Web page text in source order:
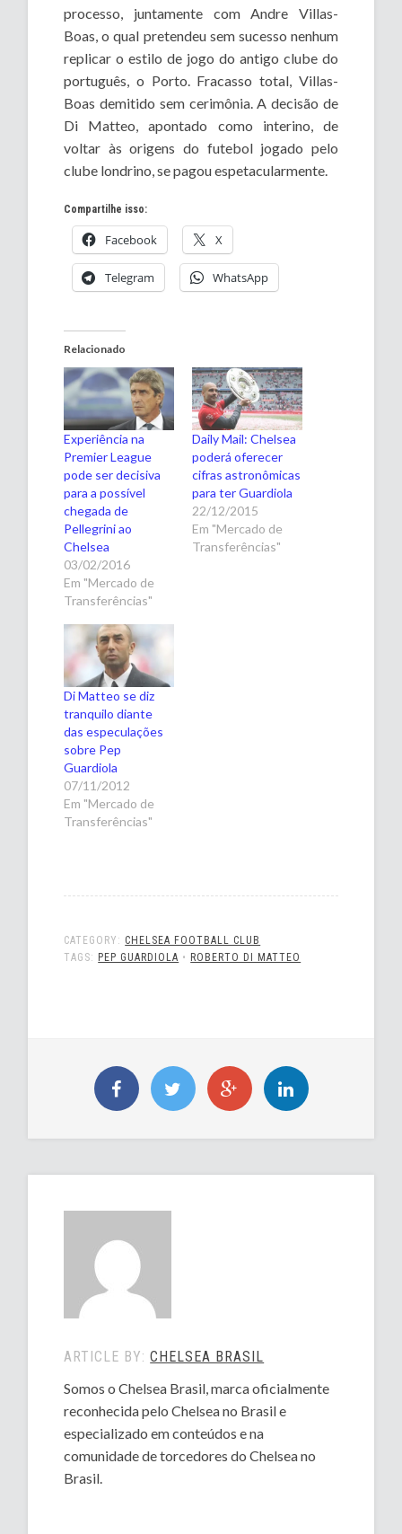
processo, juntamente com Andre Villas-
Boas, o qual pretendeu sem sucesso nenhum
replicar o estilo de jogo do antigo clube do
português, o Porto. Fracasso total, Villas-
Boas demitido sem cerimônia. A decisão de
Di Matteo, apontado como interino, de
voltar às origens do futebol jogado pelo
clube londrino, se pagou espetacularmente.
Compartilhe isso:
Facebook X
Telegram WhatsApp
Relacionado
Experiência na
Premier League
pode ser decisiva
para a possível
chegada de
Pellegrini ao
Chelsea
03/02/2016
Em "Mercado de
Transferências"
Daily Mail: Chelsea
poderá oferecer
cifras astronômicas
para ter Guardiola
22/12/2015
Em "Mercado de
Transferências"
Di Matteo se diz
tranquilo diante
das especulações
sobre Pep
Guardiola
07/11/2012
Em "Mercado de
Transferências"
CATEGORY: CHELSEA FOOTBALL CLUB
TAGS: PEP GUARDIOLA • ROBERTO DI MATTEO
ARTICLE BY:CHELSEA BRASIL
Somos o Chelsea Brasil, marca oficialmente
reconhecida pelo Chelsea no Brasil e
especializado em conteúdos e na
comunidade de torcedores do Chelsea no
Brasil.